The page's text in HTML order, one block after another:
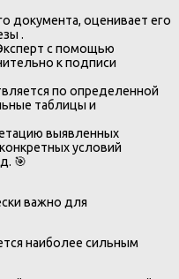
документа, оценивает его
.
с помощью
к подписи
по определенной
таблицы и
выявленных
условий
🎯
важно для
наиболее сильным